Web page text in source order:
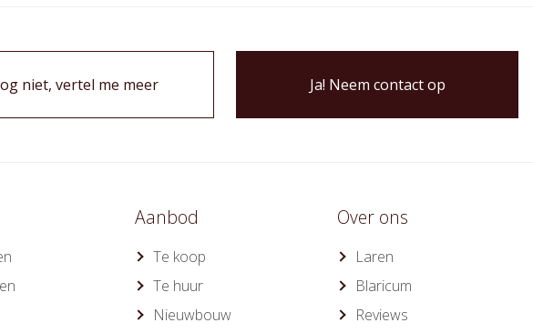
niet, vertel me meer Ja! Neem contact op
Aanbod
Te koop
Te huur
Nieuwbouw
Over ons
Laren
Blaricum
Reviews